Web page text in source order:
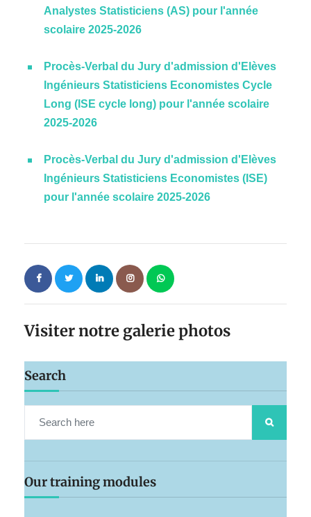
Analystes Statisticiens (AS) pour l'année
scolaire 2025-2026
Procès-Verbal du Jury d'admission d'Elèves
Ingénieurs Statisticiens Economistes Cycle
Long (ISE cycle long) pour l'année scolaire
2025-2026
Procès-Verbal du Jury d'admission d'Elèves
Ingénieurs Statisticiens Economistes (ISE)
pour l'année scolaire 2025-2026
Visiter notre galerie photos
Search
Our training modules